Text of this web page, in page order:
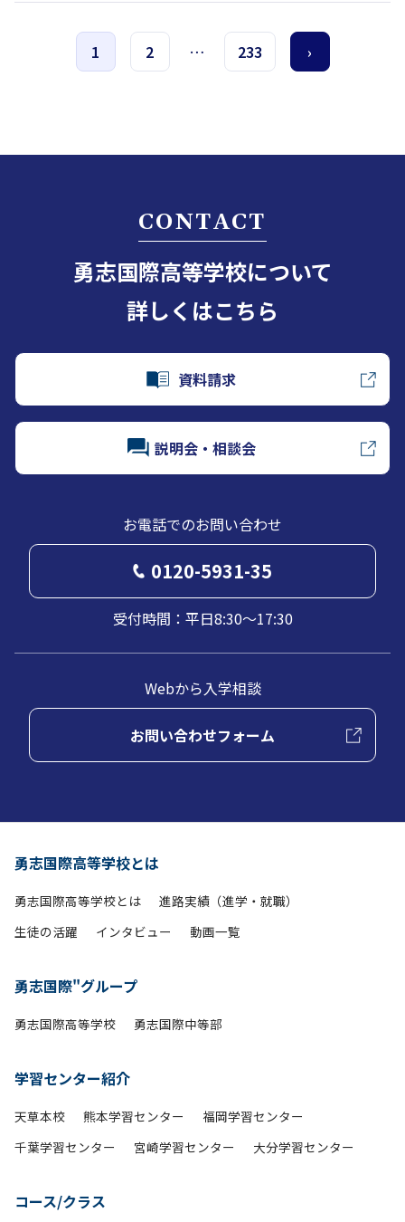
1 2 … 233 ›
CONTACT
勇志国際高等学校について
詳しくはこちら
資料請求
説明会・相談会
お電話でのお問い合わせ
0120-5931-35
受付時間：平日8:30～17:30
Webから入学相談
お問い合わせフォーム
勇志国際高等学校とは
勇志国際高等学校とは
進路実績（進学・就職）
生徒の活躍
インタビュー 動画一覧
勇志国際"グループ
勇志国際高等学校 勇志国際中等部
学習センター紹介
天草本校 熊本学習センター
福岡学習センター
千葉学習センター
宮崎学習センター 大分学習センター
コース/クラス